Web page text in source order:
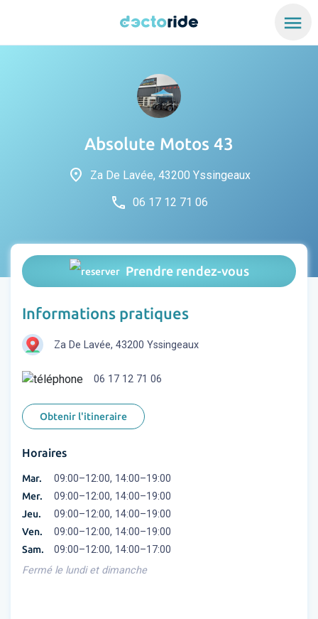
menu
Absolute Motos 43
place Za De Lavée, 43200 Yssingeaux
phone 06 17 12 71 06
Prendre rendez-vous
Informations pratiques
Za De Lavée, 43200 Yssingeaux
06 17 12 71 06
Obtenir l'itineraire
Horaires
Mar. 09:00–12:00, 14:00–19:00
Mer. 09:00–12:00, 14:00–19:00
Jeu. 09:00–12:00, 14:00–19:00
Ven. 09:00–12:00, 14:00–19:00
Sam.
09:00–12:00, 14:00–17:00
Fermé le lundi et dimanche